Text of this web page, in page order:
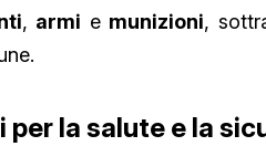
, armi e munizioni,
per la salute e la